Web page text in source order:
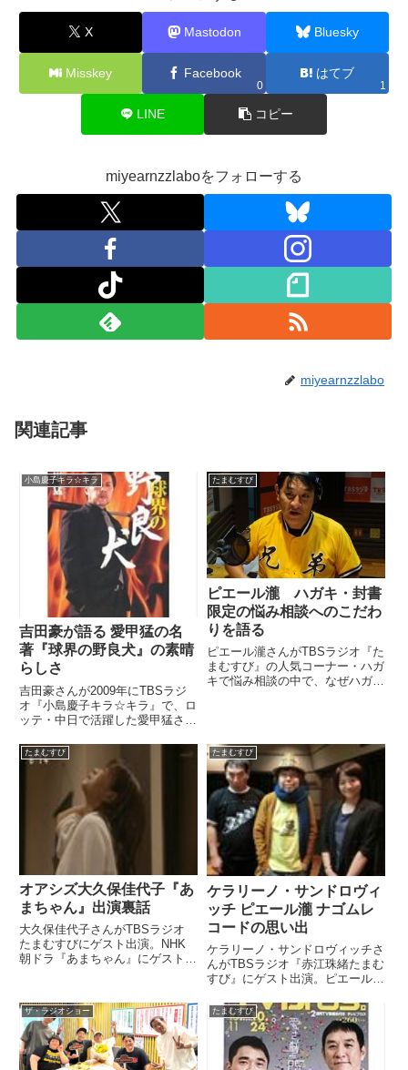
X Mastodon Bluesky
Misskey Facebook
0
はてブ
1
LINE コピー
miyearnzzlaboをフォローする
miyearnzzlabo
関連記事
小島慶子キラ☆キラ
吉田豪が語る 愛甲猛の名
著『球界の野良犬』の素晴
らしさ
吉田豪さんが2009年にTBSラジ
オ『小島慶子キラ☆キラ』で、ロ
ッテ・中日で活躍した愛甲猛さん
愛甲さん、張本勲さん、金田正一
さん、王貞治さんの素敵なエピソ
ードが満載！（小島慶子）さてさ
て、瀧さんがこの本について...
たまむすび
ピエール瀧 ハガキ・封書
限定の悩み相談へのこだわ
りを語る
ピエール瀧さんがTBSラジオ『た
まむすび』の人気コーナー・ハガ
キで悩み相談の中で、なぜハガ
ます。愛知県・36才男性の方。...
たまむすび
オアシズ大久保佳代子『あ
まちゃん』出演裏話
大久保佳代子さんがTBSラジオ
たまむすびにゲスト出演。NHK
朝ドラ『あまちゃん』にゲスト出
ギュラー6本、準レギュラー3
本。その他、雑誌POPYEでの連
載など活躍されていますし、
『あ...
たまむすび
ケラリーノ・サンドロヴィ
ッチ ピエール瀧 ナゴムレ
コードの思い出
ケラリーノ・サンドロヴィッチさ
んがTBSラジオ『赤江珠緒たまむ
すび』にゲスト出演。ピエール瀧
どを語っていました。（赤江珠
緒）本日の『おもしろい大人』。
ゲストはケラリーノ・サンドロヴ
ィッチさんです。ようこそいら
っ...
ザ・ラジオショー たまむすび